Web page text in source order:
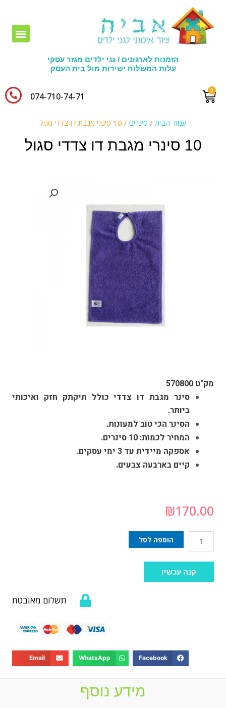
הזמנות לארגונים / גני ילדים מגזר עסקי
עלות המשלוח ישירות מול בית העסק
074-710-74-71​
עמוד הבית / סינרים / 10 סינרי מגבת דו צדדי סגול
10 סינרי מגבת דו צדדי סגול
מק"ט 570800
סינר מגבת דו צדדי כולל תיקתק חזק ואיכותי
ביותר.
הסינר הכי טוב למעונות.
המחיר לכמות: 10 סינרים.
אספקה מיידית עד 3 ימי עסקים.
קיים בארבעה צבעים.
₪170.00
הוספה לסל
קנה עכשיו
תשלום מאובטח
Facebook
WhatsApp
Email
מידע נוסף